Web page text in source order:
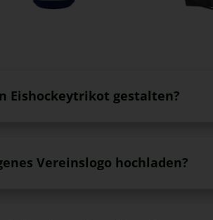
Eishockeytrikot gestalten?
Vereinslogo hochladen?